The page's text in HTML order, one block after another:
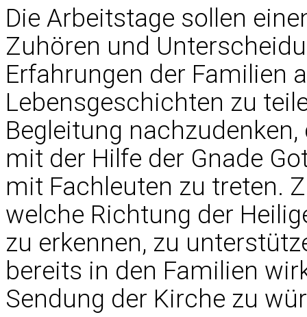
Die Arbeitstage sollen
Zuhören und
Erfahrungen der Familien
Lebensgeschichten zu
Begleitung
mit der Hilfe der Gnade
mit Fachleuten zu treten.
welche Richtung der
zu erkennen, zu
bereits in den Familien
Sendung der Kirche zu